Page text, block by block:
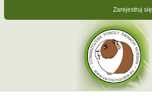
Zarejestruj się